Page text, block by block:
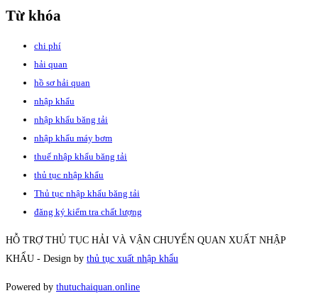
Từ khóa
chi phí
hải quan
hồ sơ hải quan
nhập khẩu
nhập khẩu băng tải
nhập khẩu máy bơm
thuế nhập khẩu băng tải
thủ tục nhập khẩu
Thủ tục nhập khẩu băng tải
đăng ký kiểm tra chất lượng
HỖ TRỢ THỦ TỤC HẢI VÀ VẬN CHUYỂN QUAN XUẤT NHẬP
KHẨU - Design by thủ tục xuất nhập khẩu
Powered by thutuchaiquan.online